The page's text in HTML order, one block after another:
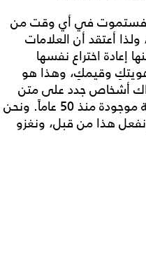
فستموت في أي وقت من
أعتقد أن العلامات
إعادة اختراع نفسها
وقيمكِ، وهذا هو
أشخاص جدد على متن
الطائرة. نحن شركة، علامتنا التجارية موجودة منذ 50 عاماً. ونحن
لو لم نفعل هذا من قبل، ونغزو